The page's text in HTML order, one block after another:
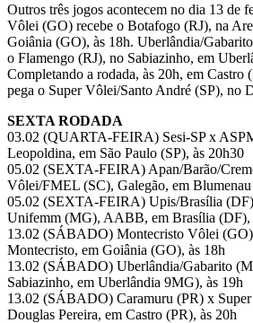
Outros três jogos acontecem no dia 13 de
Vôlei (GO) recebe o Botafogo (RJ), na
Goiânia (GO), às 18h. Uberlândia/
o Flamengo (RJ), no Sabiazinho, em
Completando a rodada, às 20h, em Castro
pega o Super Vôlei/Santo André (SP), no
SEXTA RODADA
03.02 (QUARTA-FEIRA) Sesi-SP x
Leopoldina, em São Paulo (SP), às 20h30
05.02 (SEXTA-FEIRA) Apan/Barão/
Vôlei/FMEL (SC), Galegão, em Blumenau
05.02 (SEXTA-FEIRA) Upis/Brasília
Unifemm (MG), AABB, em Brasília (DF),
13.02 (SÁBADO) Montecristo Vôlei
Montecristo, em Goiânia (GO), às 18h
13.02 (SÁBADO) Uberlândia/Gabarito
Sabiazinho, em Uberlândia 9MG), às 19h
13.02 (SÁBADO) Caramuru (PR) x
Douglas Pereira, em Castro (PR), às 20h